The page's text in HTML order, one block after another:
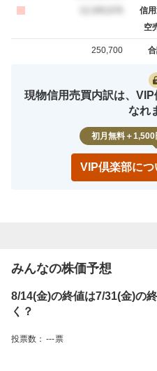
信
空
250,700
現物信用売買内訳は、
なれ
初月無料＋1,500
VIP倶楽部に
みんなの株価予想
8/14(金)の終値は7/31(金)の
く？
投票数： ---票